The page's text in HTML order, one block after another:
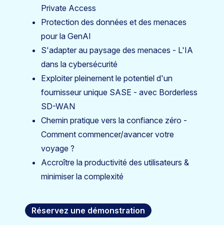
Private Access
Protection des données et des menaces
pour la GenAI
S'adapter au paysage des menaces - L'IA
dans la cybersécurité
Exploiter pleinement le potentiel d'un
fournisseur unique SASE - avec Borderless
SD-WAN
Chemin pratique vers la confiance zéro -
Comment commencer/avancer votre
voyage ?
Accroître la productivité des utilisateurs &
minimiser la complexité
Réservez une démonstration